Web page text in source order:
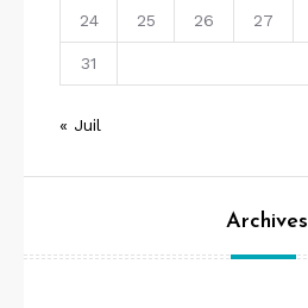
24 25 26 27
31
« Juil
Archives